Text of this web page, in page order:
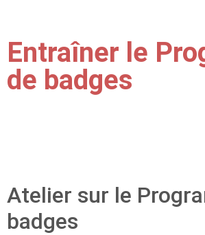
Entraîner le
de badges
Atelier sur le
badges